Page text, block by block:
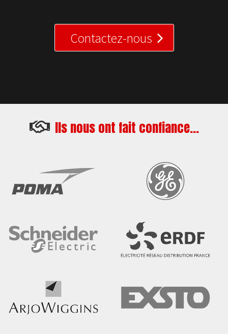
Contactez-nous
Ils nous ont fait confiance...